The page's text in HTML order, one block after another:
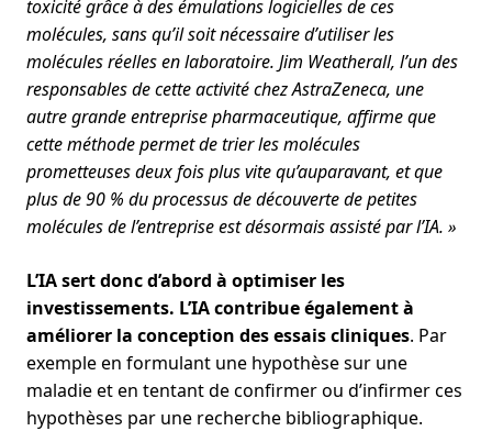
toxicité grâce à des émulations logicielles de ces
molécules, sans qu’il soit nécessaire d’utiliser les
molécules réelles en laboratoire. Jim Weatherall, l’un des
responsables de cette activité chez AstraZeneca, une
autre grande entreprise pharmaceutique, affirme que
cette méthode permet de trier les molécules
prometteuses deux fois plus vite qu’auparavant, et que
plus de 90 % du processus de découverte de petites
molécules de l’entreprise est désormais assisté par l’IA. »
L’IA sert donc d’abord à optimiser les
investissements. L’IA contribue également à
améliorer la conception des essais cliniques. Par
exemple en formulant une hypothèse sur une
maladie et en tentant de confirmer ou d’infirmer ces
hypothèses par une recherche bibliographique.